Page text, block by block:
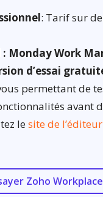
: Tarif sur
Monday Work
d’essai
permettant de
avant
lesite de l’éditeur
Zoho Workplace